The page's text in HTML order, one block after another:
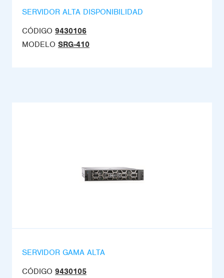
SERVIDOR ALTA DISPONIBILIDAD
CÓDIGO 9430106
MODELO SRG-410
SERVIDOR GAMA ALTA
CÓDIGO 9430105